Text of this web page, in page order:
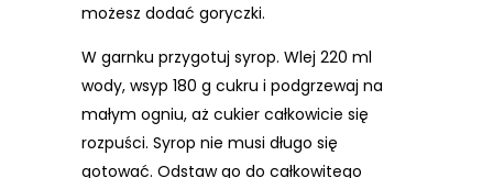
możesz dodać goryczki.
W garnku przygotuj syrop. Wlej 220 ml
wody, wsyp 180 g cukru i podgrzewaj na
małym ogniu, aż cukier całkowicie się
rozpuści. Syrop nie musi długo się
gotować. Odstaw go do całkowitego